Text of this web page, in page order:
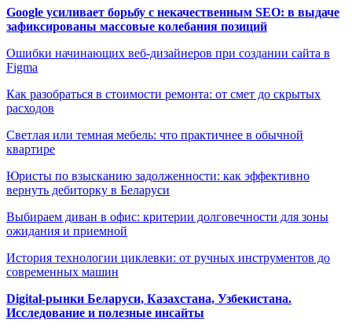
Google усиливает борьбу с некачественным SEO: в выдаче
зафиксированы массовые колебания позиций
Ошибки начинающих веб-дизайнеров при создании сайта в
Figma
Как разобраться в стоимости ремонта: от смет до скрытых
расходов
Светлая или темная мебель: что практичнее в обычной
квартире
Юристы по взысканию задолженности: как эффективно
вернуть дебиторку в Беларуси
Выбираем диван в офис: критерии долговечности для зоны
ожидания и приемной
История технологии циклевки: от ручных инструментов до
современных машин
Digital-рынки Беларуси, Казахстана, Узбекистана.
Исследование и полезные инсайты